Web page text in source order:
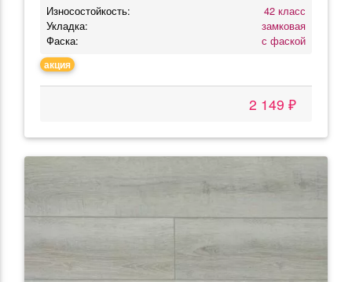
Износостойкость:
42 класс
Укладка:
замковая
Фаска:
с фаской
акция
2 149 ₽